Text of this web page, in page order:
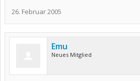
26. Februar 2005
Emu
Neues Mitglied